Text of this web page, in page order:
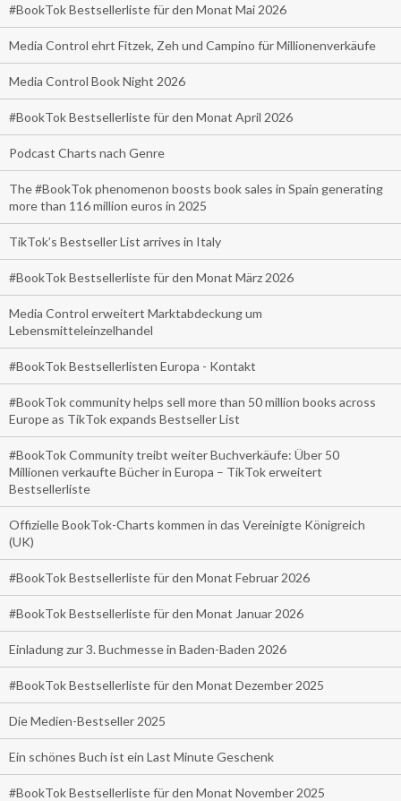
#BookTok Bestsellerliste für den Monat Mai 2026
Media Control ehrt Fitzek, Zeh und Campino für Millionenverkäufe
Media Control Book Night 2026
#BookTok Bestsellerliste für den Monat April 2026
Podcast Charts nach Genre
The #BookTok phenomenon boosts book sales in Spain generating
more than 116 million euros in 2025
TikTok’s Bestseller List arrives in Italy
#BookTok Bestsellerliste für den Monat März 2026
Media Control erweitert Marktabdeckung um
Lebensmitteleinzelhandel
#BookTok Bestsellerlisten Europa - Kontakt
#BookTok community helps sell more than 50 million books across
Europe as TikTok expands Bestseller List
#BookTok Community treibt weiter Buchverkäufe: Über 50
Millionen verkaufte Bücher in Europa – TikTok erweitert
Bestsellerliste
Offizielle BookTok-Charts kommen in das Vereinigte Königreich
(UK)
#BookTok Bestsellerliste für den Monat Februar 2026
#BookTok Bestsellerliste für den Monat Januar 2026
Einladung zur 3. Buchmesse in Baden-Baden 2026
#BookTok Bestsellerliste für den Monat Dezember 2025
Die Medien-Bestseller 2025
Ein schönes Buch ist ein Last Minute Geschenk
#BookTok Bestsellerliste für den Monat November 2025